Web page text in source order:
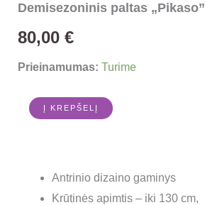
Demisezoninis paltas „Pikaso”
80,00 €
Prieinamumas: Turime
Į KREPŠELĮ
Antrinio dizaino gaminys
Krūtinės apimtis – iki 130 cm,